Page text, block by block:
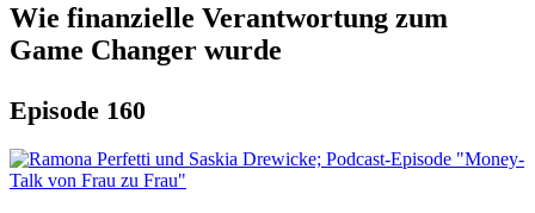
Wie finanzielle Verantwortung zum
Game Changer wurde
Episode 160